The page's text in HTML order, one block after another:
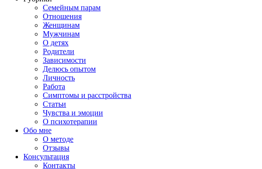
Семейным парам
Отношения
Женщинам
Мужчинам
О детях
Родители
Зависимости
Делюсь опытом
Личность
Работа
Симптомы и расстройства
Статьи
Чувства и эмоции
О психотерапии
Обо мне
О методе
Отзывы
Консультация
Контакты